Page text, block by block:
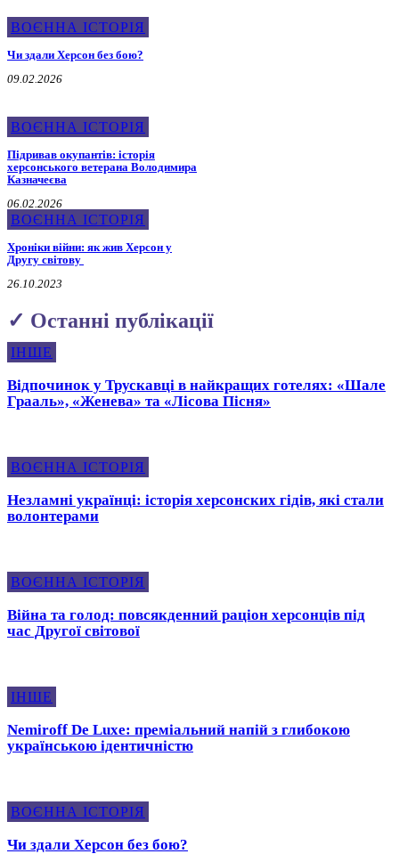
ВОЄННА ІСТОРІЯ
Чи здали Херсон без бою?
09.02.2026
ВОЄННА ІСТОРІЯ
Підривав окупантів: історія
херсонського ветерана Володимира
Казначеєва
06.02.2026
ВОЄННА ІСТОРІЯ
Хроніки війни: як жив Херсон у
Другу світову
26.10.2023
✓ Останні публікації
ІНШЕ
Відпочинок у Трускавці в найкращих готелях: «Шале
Грааль», «Женева» та «Лісова Пісня»
ВОЄННА ІСТОРІЯ
Незламні українці: історія херсонских гідів, які стали
волонтерами
ВОЄННА ІСТОРІЯ
Війна та голод: повсякденний раціон херсонців під
час Другої світової
ІНШЕ
Nemiroff De Luxe: преміальний напій з глибокою
українською ідентичністю
ВОЄННА ІСТОРІЯ
Чи здали Херсон без бою?